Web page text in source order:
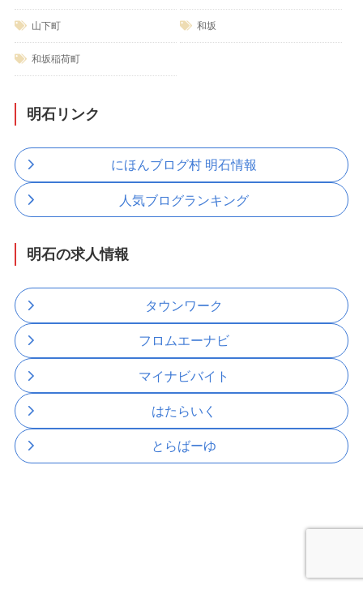
山下町 和坂
和坂稲荷町
明石リンク
にほんブログ村 明石情報
人気ブログランキング
明石の求人情報
タウンワーク
フロムエーナビ
マイナビバイト
はたらいく
とらばーゆ